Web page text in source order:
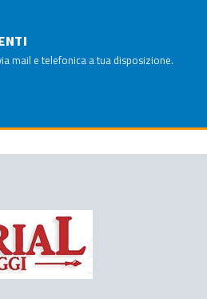
mail e telefonica a tua disposizione.